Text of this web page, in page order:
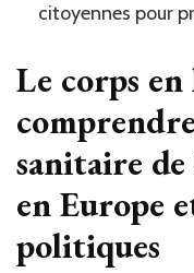
citoyennes pour
Le corps
sanitaire
en Europe
politiques